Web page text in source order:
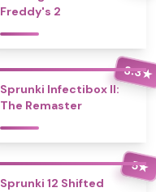
Freddy's 2
3.3★
Sprunki Infectibox II:
The Remaster
5★
Sprunki 12 Shifted